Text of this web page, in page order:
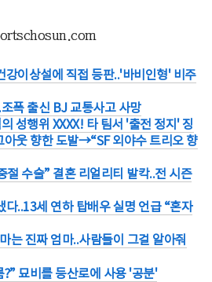
강이상설에 직접 등판..'바비인형' 비주
폭 출신 BJ 교통사고 사망
성행위 XXXX! 타 팀서 '출전 정지' 징
웃 향한 도발→“SF 외야수 트리오 향
절 수술” 결혼 리얼리티 발칵..전 시즌
다..13세 연하 탑배우 실명 언급 “혼자
는 진짜 엄마..사람들이 그걸 알아줘
묘비를 등산로에 사용 '공분'